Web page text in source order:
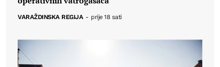
VARAŽDINSKA REGIJA - prije 18 sati